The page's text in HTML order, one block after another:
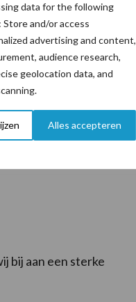
data for the following
and/or access
advertising and content,
audience research,
geolocation data, and
Alles accepteren
waaronder een
ondernemers.
bij aan een sterke